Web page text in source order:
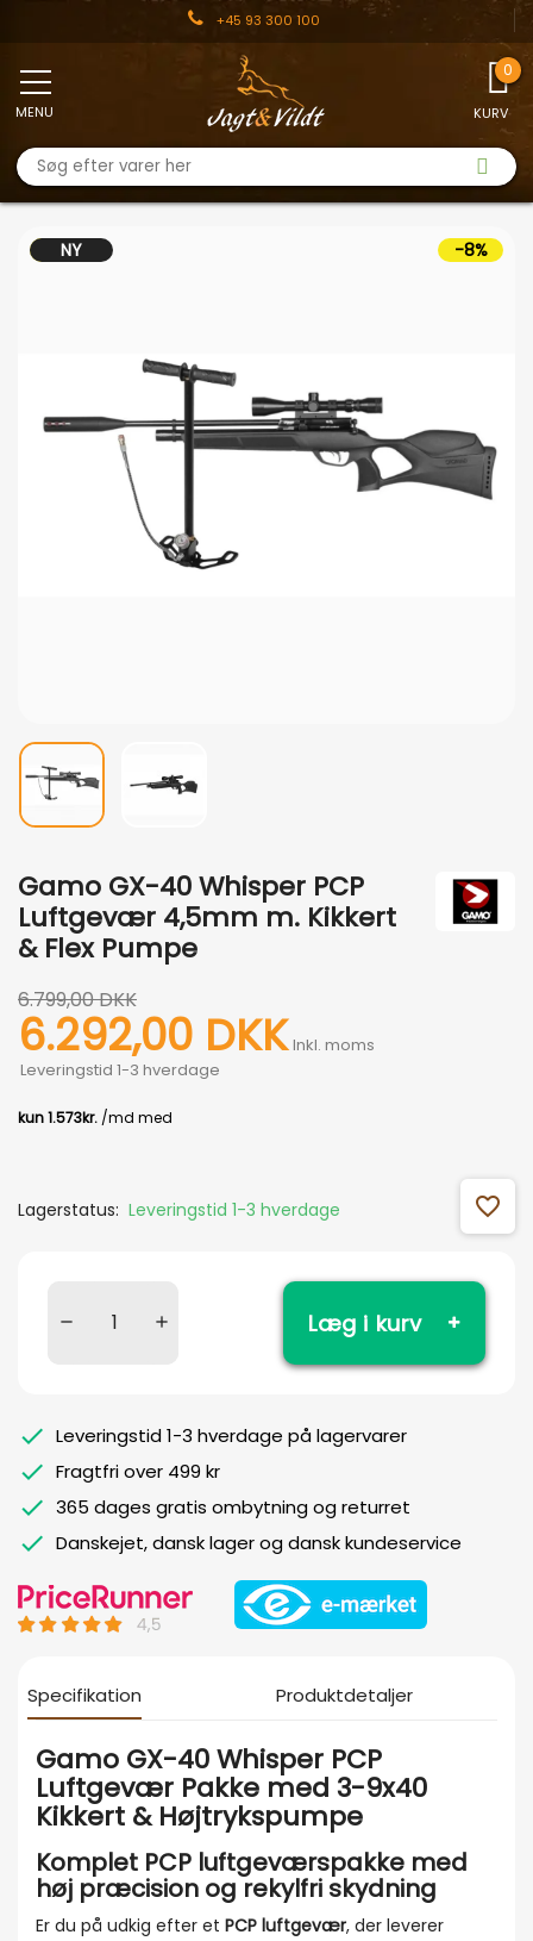
+45 93 300 100
KURV
MENU
TILBUD -8%
NY
Gamo GX-40 Whisper PCP
Luftgevær 4,5mm m. Kikkert
& Flex Pumpe
6.799,00 DKK
6.292,00 DKK Inkl. moms
Leveringstid 1-3 hverdage
Lagerstatus: Leveringstid 1-3 hverdage favorite_outline
Læg i kurv
Leveringstid 1-3 hverdage på lagervarer
Fragtfri over 499 kr
365 dages gratis ombytning og returret
Danskejet, dansk lager og dansk kundeservice
Specifikation Produktdetaljer
Gamo GX-40 Whisper PCP
Luftgevær Pakke med 3-9x40
Kikkert & Højtrykspumpe
Komplet PCP luftgeværspakke med
høj præcision og rekylfri skydning
Er du på udkig efter et PCP luftgevær, der leverer